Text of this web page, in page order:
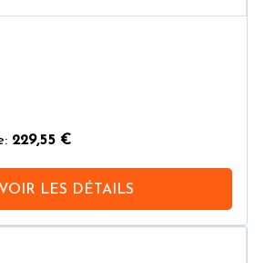
229,55 €
VOIR LES DÉTAILS